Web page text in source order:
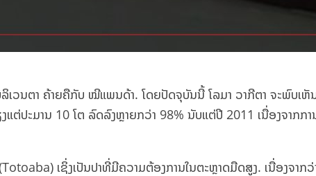
ເວນຕາ ຄ້າຍຄືກັບ ໝີແພນດ້າ. ໂດຍປັດຈຸບັນນີ້ ໂລມາ ວາກີຕາ ຈະພົບເຫັ
ຕ່ປະມານ 10 ໂຕ ລົດລົງຫຼາຍກວ່າ 98% ນັບແຕ່ປີ 2011 ເນື່ອງຈາກກ
ເຊິ່ງເປັນປາທີ່ມີຄວາມຕ້ອງການໃນຕະຫຼາດມືດສູງ. ເນື່ອງຈາກ